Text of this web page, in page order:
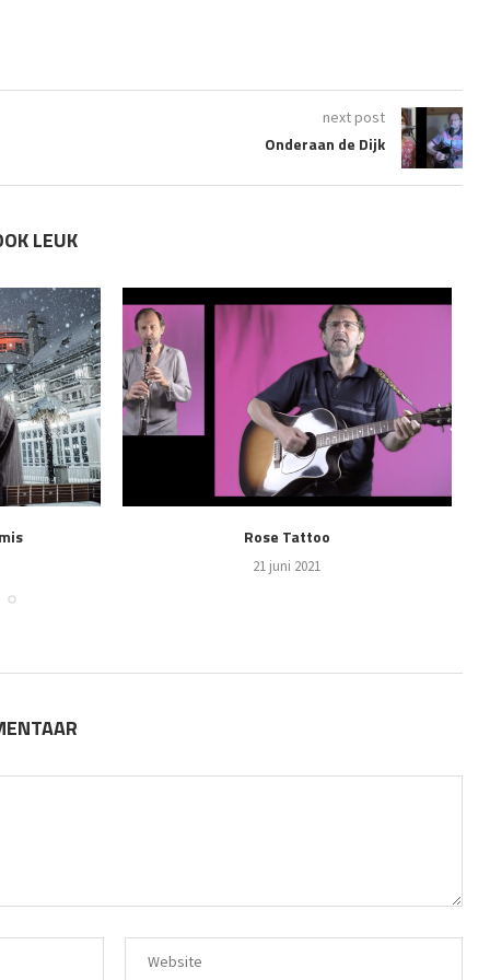
next post
Onderaan de Dijk
LEUK
Rose Tattoo
21 juni 2021